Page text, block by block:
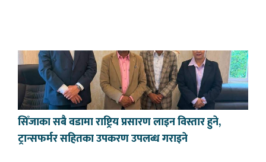
सिँजाका सबै वडामा राष्ट्रिय प्रसारण लाइन विस्तार हुने,
ट्रान्सफर्मर सहितका उपकरण उपलब्ध गराइने